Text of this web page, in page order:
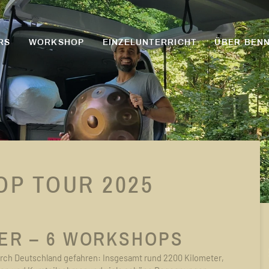
WORKSHOP EINZELUNTERRICHT ÜBER
TOUR 2025
– 6 WORKSHOPS
Deutschland gefahren: Insgesamt rund 2200 Kilometer,